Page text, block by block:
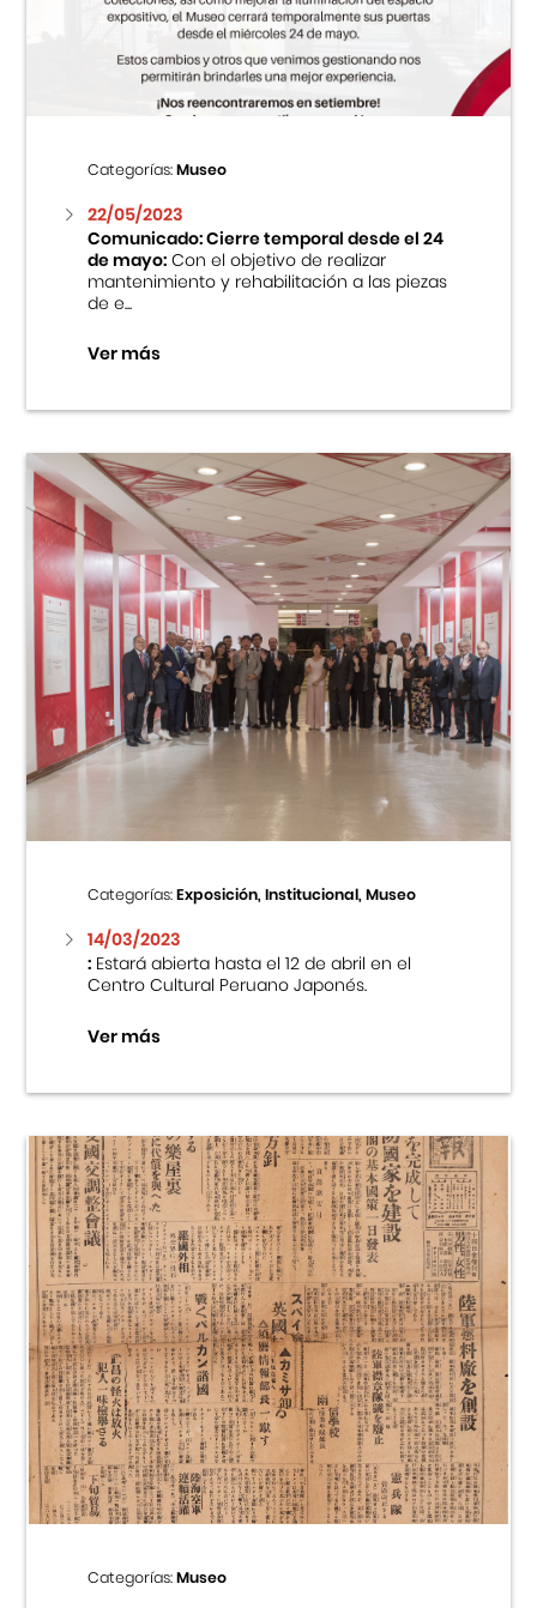
Centro Cultural Peruano Japonés
Museo de la Inmigración Japonesa
Fondo Editorial
Teatro Peruano Japonés
Categorías:Museo
22/05/2023
Comunicado: Cierre temporal desde el 24
de mayo:Con el objetivo de realizar
mantenimiento y rehabilitación a las piezas
de e...
Ver más
Categorías:Exposición, Institucional, Museo
14/03/2023
:Estará abierta hasta el 12 de abril en el
Centro Cultural Peruano Japonés.
Ver más
Categorías:Museo